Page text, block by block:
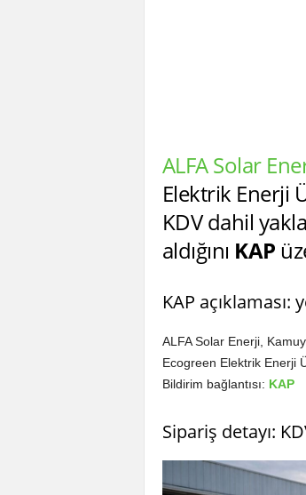
ALFA Solar
Elektrik Enerji
KDV dahil
aldığını KAP
KAP
ALFA Solar Enerji,
Ecogreen Elektrik Enerji
Bildirim bağlantısı: KAP
Sipariş detayı: